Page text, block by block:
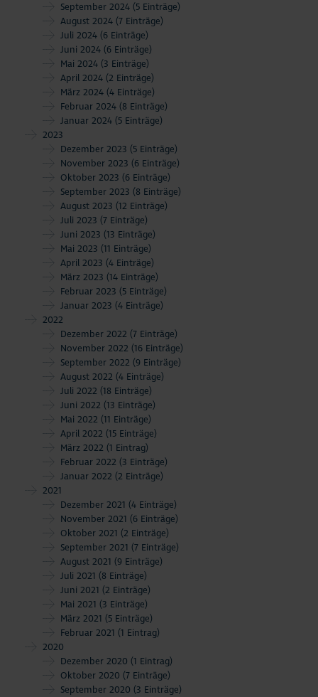
September 2024 (5 Einträge)
August 2024 (7 Einträge)
Juli 2024 (6 Einträge)
Juni 2024 (6 Einträge)
Mai 2024 (3 Einträge)
April 2024 (2 Einträge)
März 2024 (4 Einträge)
Februar 2024 (8 Einträge)
Januar 2024 (5 Einträge)
2023
Dezember 2023 (5 Einträge)
November 2023 (6 Einträge)
Oktober 2023 (6 Einträge)
September 2023 (8 Einträge)
August 2023 (12 Einträge)
Juli 2023 (7 Einträge)
Juni 2023 (13 Einträge)
Mai 2023 (11 Einträge)
April 2023 (4 Einträge)
März 2023 (14 Einträge)
Februar 2023 (5 Einträge)
Januar 2023 (4 Einträge)
2022
Dezember 2022 (7 Einträge)
November 2022 (16 Einträge)
September 2022 (9 Einträge)
August 2022 (4 Einträge)
Juli 2022 (18 Einträge)
Juni 2022 (13 Einträge)
Mai 2022 (11 Einträge)
April 2022 (15 Einträge)
März 2022 (1 Eintrag)
Februar 2022 (3 Einträge)
Januar 2022 (2 Einträge)
2021
Dezember 2021 (4 Einträge)
November 2021 (6 Einträge)
Oktober 2021 (2 Einträge)
September 2021 (7 Einträge)
August 2021 (9 Einträge)
Juli 2021 (8 Einträge)
Juni 2021 (2 Einträge)
Mai 2021 (3 Einträge)
März 2021 (5 Einträge)
Februar 2021 (1 Eintrag)
2020
Dezember 2020 (1 Eintrag)
Oktober 2020 (7 Einträge)
September 2020 (3 Einträge)